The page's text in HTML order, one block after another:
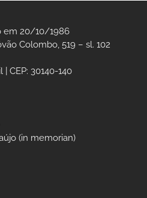
em 20/10/1986
Colombo, 519 – sl. 102
CEP: 30140-140
(in memorian)